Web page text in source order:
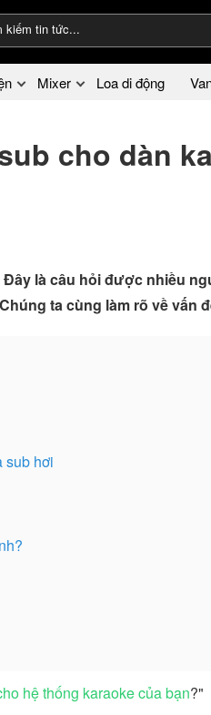
Mixer Loa di động
cho dàn
là câu hỏi được nhiều
ta cùng làm rõ về vấn
sub hơi
hệ thống karaoke của bạn?"